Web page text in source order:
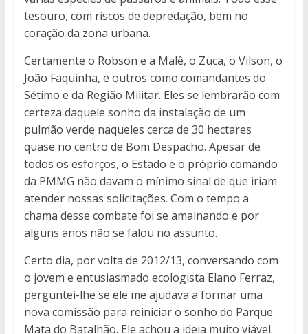
tesouro, com riscos de depredação, bem no
coração da zona urbana.
Certamente o Robson e a Malê, o Zuca, o Vilson, o
João Faquinha, e outros como comandantes do
Sétimo e da Região Militar. Eles se lembrarão com
certeza daquele sonho da instalação de um
pulmão verde naqueles cerca de 30 hectares
quase no centro de Bom Despacho. Apesar de
todos os esforços, o Estado e o próprio comando
da PMMG não davam o mínimo sinal de que iriam
atender nossas solicitações. Com o tempo a
chama desse combate foi se amainando e por
alguns anos não se falou no assunto.
Certo dia, por volta de 2012/13, conversando com
o jovem e entusiasmado ecologista Elano Ferraz,
perguntei-lhe se ele me ajudava a formar uma
nova comissão para reiniciar o sonho do Parque
Mata do Batalhão. Ele achou a ideia muito viável.